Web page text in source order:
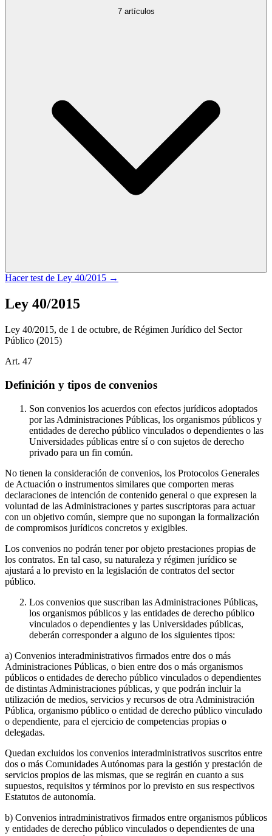
7artículos
Hacer test de Ley 40/2015 →
Ley 40/2015
Ley 40/2015, de 1 de octubre, de Régimen Jurídico del Sector
Público (2015)
Art. 47
Definición y tipos de convenios
Son convenios los acuerdos con efectos jurídicos adoptados
por las Administraciones Públicas, los organismos públicos y
entidades de derecho público vinculados o dependientes o las
Universidades públicas entre sí o con sujetos de derecho
privado para un fin común.
No tienen la consideración de convenios, los Protocolos Generales
de Actuación o instrumentos similares que comporten meras
declaraciones de intención de contenido general o que expresen la
voluntad de las Administraciones y partes suscriptoras para actuar
con un objetivo común, siempre que no supongan la formalización
de compromisos jurídicos concretos y exigibles.
Los convenios no podrán tener por objeto prestaciones propias de
los contratos. En tal caso, su naturaleza y régimen jurídico se
ajustará a lo previsto en la legislación de contratos del sector
público.
Los convenios que suscriban las Administraciones Públicas,
los organismos públicos y las entidades de derecho público
vinculados o dependientes y las Universidades públicas,
deberán corresponder a alguno de los siguientes tipos:
a) Convenios interadministrativos firmados entre dos o más
Administraciones Públicas, o bien entre dos o más organismos
públicos o entidades de derecho público vinculados o dependientes
de distintas Administraciones públicas, y que podrán incluir la
utilización de medios, servicios y recursos de otra Administración
Pública, organismo público o entidad de derecho público vinculado
o dependiente, para el ejercicio de competencias propias o
delegadas.
Quedan excluidos los convenios interadministrativos suscritos entre
dos o más Comunidades Autónomas para la gestión y prestación de
servicios propios de las mismas, que se regirán en cuanto a sus
supuestos, requisitos y términos por lo previsto en sus respectivos
Estatutos de autonomía.
b) Convenios intradministrativos firmados entre organismos públicos
y entidades de derecho público vinculados o dependientes de una